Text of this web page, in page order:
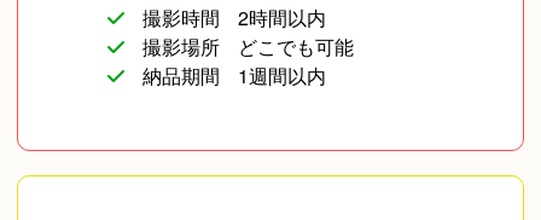
どんな思いで今日という日を記念に残したいのか、
それを写真という形にしていく過程を一緒に楽しみ
で、ご希望のショットが全て撮影できないことがあ
ります。⁡
す。
物撮り(小物/食べ物/
ファッション)
撮影時間
2時間以内
撮影場所
どこでも可能
納品期間
1週間以内